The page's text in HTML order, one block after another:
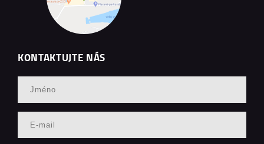
KONTAKTUJTE NÁS